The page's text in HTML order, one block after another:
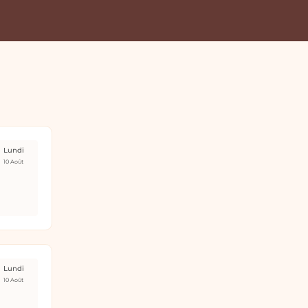
Lundi
10 Août
Lundi
10 Août